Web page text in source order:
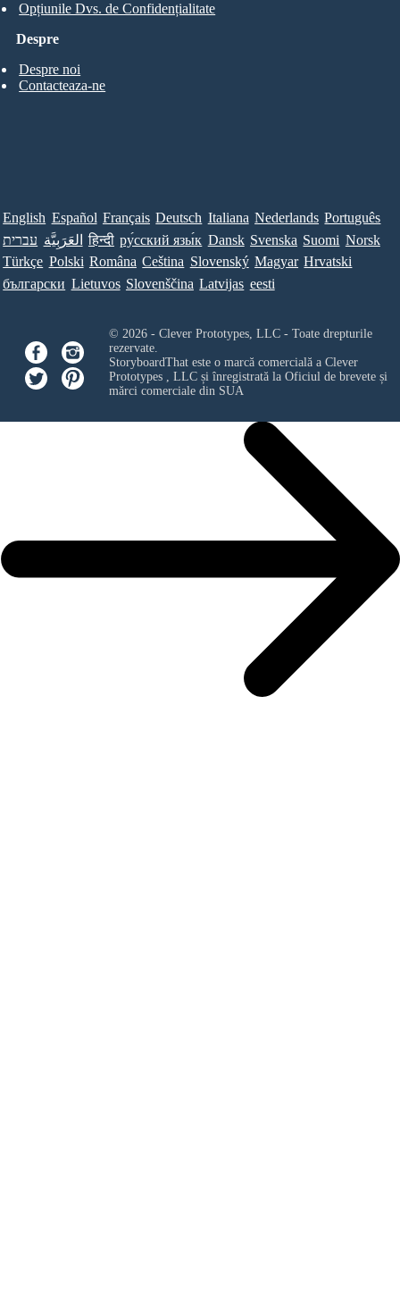
Despre
Despre noi
Contacteaza-ne
Opțiunile Dvs. de Confidențialitate
English Español Français Deutsch Italiana Nederlands Português
עברית العَرَبِيَّة हिन्दी ру́сский язы́к Dansk Svenska Suomi Norsk
Türkçe Polski Româna Ceština Slovenský Magyar Hrvatski
български Lietuvos Slovenščina Latvijas eesti
© 2026 - Clever Prototypes, LLC - Toate drepturile
rezervate.
StoryboardThat este o marcă comercială a Clever
Prototypes , LLCși înregistrată la Oficiul de brevete și
mărci comerciale din SUA